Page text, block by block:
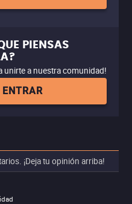
PIENSAS
unirte a nuestra comunidad!
ENTRAR
¡Deja tu opinión arriba!